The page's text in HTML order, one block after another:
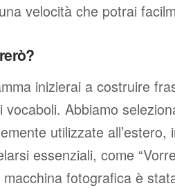
velocità che potrai
inizierai a costruire
vocaboli. Abbiamo
utilizzate
essenziali, come
fotografica è